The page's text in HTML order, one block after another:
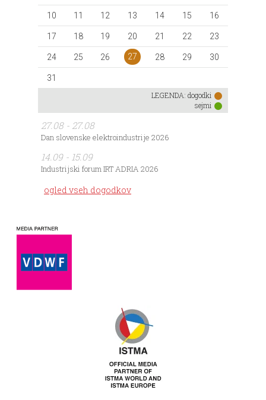
10 11 12 13 14 15 16
17 18 19 20 21 22 23
24 25 26 27 28 29 30
31
LEGENDA: dogodki
sejmi
27.08 - 27.08
Dan slovenske elektroindustrije 2026
14.09 - 15.09
Industrijski forum IRT ADRIA 2026
ogled vseh dogodkov